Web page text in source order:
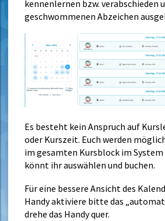
kennenlernen bzw. verabschieden
geschwommenen Abzeichen
Es besteht kein Anspruch auf
oder Kurszeit. Euch werden
im gesamten Kursblock im
könnt ihr auswählen und buchen.
Für eine bessere Ansicht des
Handy aktiviere bitte das
drehe das Handy quer.